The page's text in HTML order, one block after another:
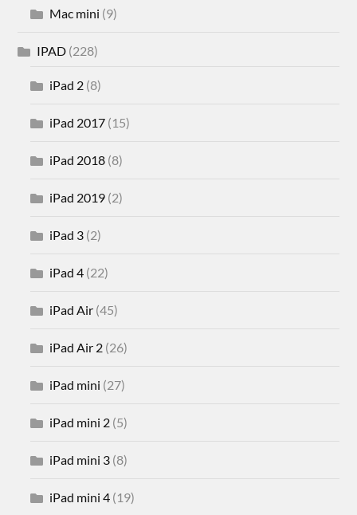
Mac mini (9)
IPAD (228)
iPad 2 (8)
iPad 2017 (15)
iPad 2018 (8)
iPad 2019 (2)
iPad 3 (2)
iPad 4 (22)
iPad Air (45)
iPad Air 2 (26)
iPad mini (27)
iPad mini 2 (5)
iPad mini 3 (8)
iPad mini 4 (19)